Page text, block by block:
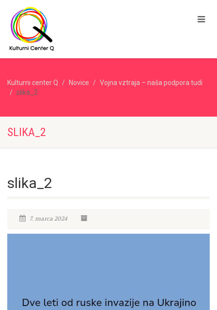
Kulturni center Q Novice
Vojna vztraja – naša podpora tudi
slika_2
SLIKA_2
slika_2
7. marca 2024